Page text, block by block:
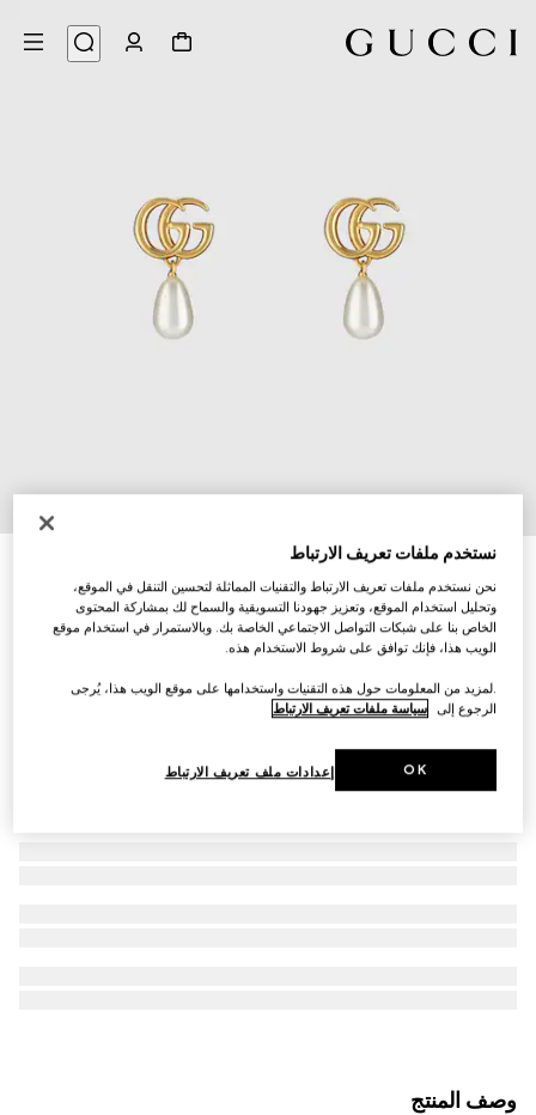
AED 1,550
وصف المنتج
نستخدم ملفات تعريف الارتباط
نحن نستخدم ملفات تعريف الارتباط والتقنيات المماثلة لتحسين التنقل في الموقع،
وتحليل استخدام الموقع، وتعزيز جهودنا التسويقية والسماح لك بمشاركة المحتوى
الخاص بنا على شبكات التواصل الاجتماعي الخاصة بك. وبالاستمرار في استخدام موقع
الويب هذا، فإنك توافق على شروط الاستخدام هذه.
.لمزيد من المعلومات حول هذه التقنيات واستخدامها على موقع الويب هذا، يُرجى
الرجوع إلى سياسة ملفات تعريف الارتباط
إعدادات ملف تعريف الارتباط OK